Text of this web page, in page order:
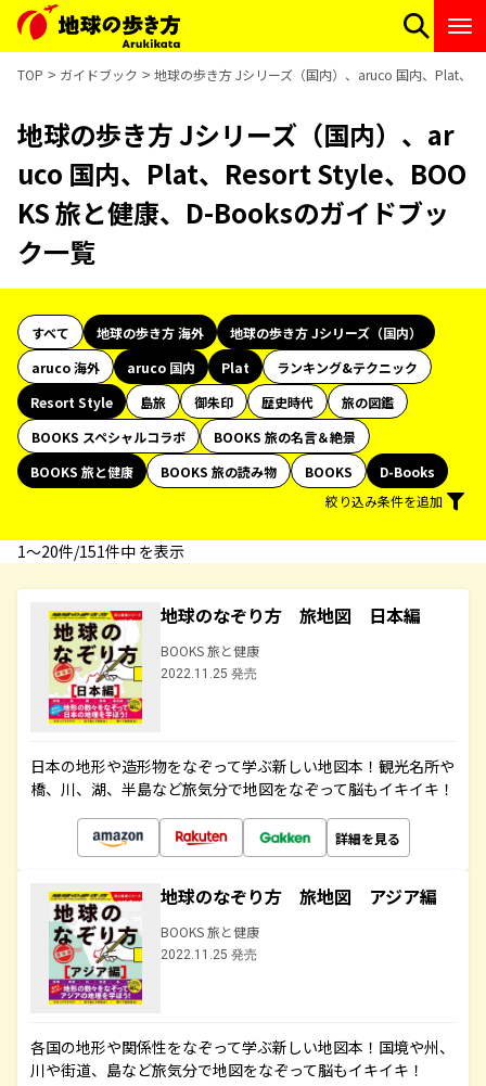
TOP ガイドブック 地球の歩き方 Jシリーズ（国内）、aruco 国内、Plat、
地球の歩き方 Jシリーズ（国内）、ar
uco 国内、Plat、Resort Style、BOO
KS 旅と健康、D-Booksのガイドブッ
ク一覧
すべて 地球の歩き方 海外
地球の歩き方 Jシリーズ（国内）
aruco 海外
aruco 国内 Plat
ランキング&テクニック
Resort Style
島旅 御朱印 歴史時代
旅の図鑑
BOOKS スペシャルコラボ
BOOKS 旅の名言＆絶景
BOOKS 旅と健康
BOOKS 旅の読み物 BOOKS
D-Books
絞り込み条件を追加
1〜20件/151件中 を表示
地球のなぞり方 旅地図 日本編
BOOKS 旅と健康
2022.11.25 発売
日本の地形や造形物をなぞって学ぶ新しい地図本！観光名所や
橋、川、湖、半島など旅気分で地図をなぞって脳もイキイキ！
詳細を見る
地球のなぞり方 旅地図 アジア編
BOOKS 旅と健康
2022.11.25 発売
各国の地形や関係性をなぞって学ぶ新しい地図本！国境や州、
川や街道、島など旅気分で地図をなぞって脳もイキイキ！